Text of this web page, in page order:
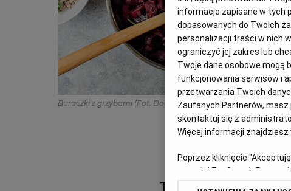
Buraczki z grzybami (Fot. Dominika Wójciak)
informacje zapisane w tych
dopasowanych do Twoich
personalizacji treści w nich
ograniczyć jej zakres lub
Twoje dane osobowe mogą
funkcjonowania serwisów i
przetwarzania Twoich
Zaufanych Partnerów, masz
skontaktuj się z
Więcej informacji znajdziesz
Poprzez kliknięcie
z o. o. jej Zaufanych
swoje preferencje dot.